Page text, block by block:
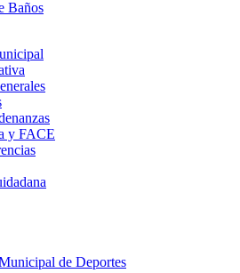
y FACE
de Deportes